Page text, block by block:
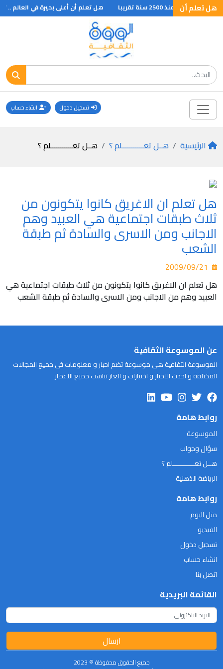
هل تعلم أن
عرف منذ 2500 سنة تقريبا هل تعلم أن أعلى بحيرة في العالم .. ؟
تسجيل دخول انشاء حساب
الرئيسية هــل تعـــــــــــلم ؟ هــل تعـــــــــــلم ؟
هل تعلم ان الاغريق كانوا يتكونون من
ثلاث طبقات اجتماعية هي العبيد وهم
الاجانب ومن الاسرى والسادة ثم طبقة
الشعب
هل تعلم ان الاغريق كانوا يتكونون من ثلاث طبقات اجتماعية هي
العبيد وهم من الاجانب ومن الاسرى والسادة ثم طبقة الشعب
عن الموسوعة الثقافية
الموسوعة الثقافية هى موسوعة تضم اخبار و معلومات فى جميع المجالات
المختلفة و احدث الاخبار و اختبارات و الغاز تناسب جميع الاعمار
روابط هامة
الموسوعة
سؤال وجواب
هــل تعـــــــــــلم ؟
الرياضة الذهنية
روابط هامة
مثل اليوم
الفيديو
تسجيل دخول
انشاء حساب
اتصل بنا
القائمة البريدية
ارسال
جميع الحقوق محفوظة © 2023